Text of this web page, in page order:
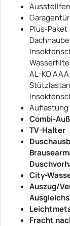
Plus-
AL-KO
Auflastung
Combi-
TV-Halter
City-
Auszug/
Fracht